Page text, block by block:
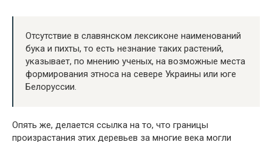
Отсутствие в славянском лексиконе наименований
бука и пихты, то есть незнание таких растений,
указывает, по мнению ученых, на возможные места
формирования этноса на севере Украины или юге
Белоруссии.
Опять же, делается ссылка на то, что границы
произрастания этих деревьев за многие века могли